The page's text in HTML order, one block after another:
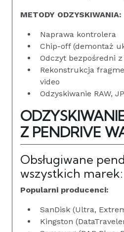
METODY ODZYSKIWANIA:
Naprawa kontrolera
Chip-off (demontaż
Odczyt bezpośredni z
Rekonstrukcja
video
Odzyskiwanie RAW,
Z PENDRIVE
Obsługiwane
wszystkich marek:
Popularni producenci:
SanDisk (Ultra,
Kingston